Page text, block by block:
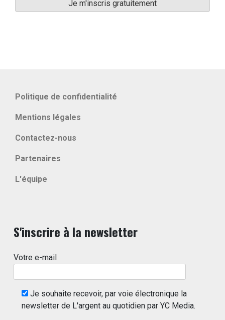
Politique de confidentialité
Mentions légales
Contactez-nous
Partenaires
L'équipe
S'inscrire à la newsletter
Votre e-mail
Je souhaite recevoir, par voie électronique la
newsletter de L'argent au quotidien par YC Media.